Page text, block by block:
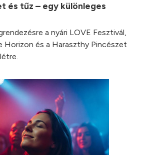
és tűz – egy különleges
a nyári LOVE Fesztivál,
Horizon és a Haraszthy Pincészet